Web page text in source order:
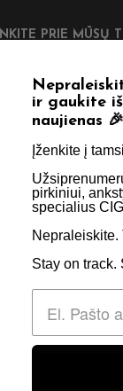
PRIE MŪSŲ
ir gaukite
naujienas 🎉
Įženkite į
pirkiniui,
specialius
Nepraleiskite.
Stay on track.